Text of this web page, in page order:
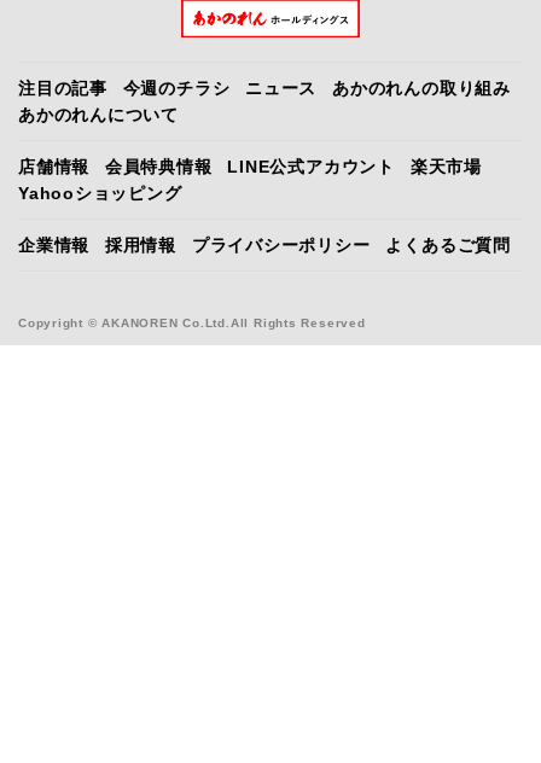
Copyright © AKANOREN Co.Ltd.All Rights Reserved
注目の記事 今週のチラシ ニュース
あかのれんの取り組み
あかのれんについて
店舗情報 会員特典情報 LINE公式アカウント
楽天市場
Yahooショッピング
企業情報 採用情報 プライバシーポリシー よくあるご質問